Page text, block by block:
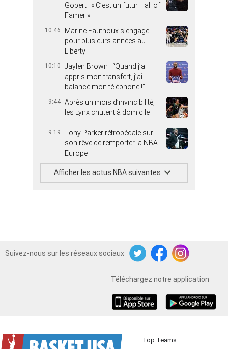
Gobert : « C’est un futur Hall of
Famer »
10:46
Marine Fauthoux s’engage
pour plusieurs années au
Liberty
10:10
Jaylen Brown : “Quand j’ai
appris mon transfert, j’ai
balancé mon téléphone !”
9:44 Après un mois d’invincibilité,
les Lynx chutent à domicile
9:19
Tony Parker rétropédale sur
son rêve de remporter la NBA
Europe
Afficher les actus NBA suivantes
Suivez-nous sur les réseaux sociaux
TwitterFacebookInstagram
Téléchargez notre application
Top Teams